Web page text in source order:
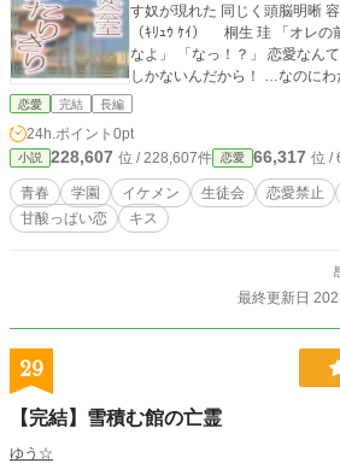
す奴が現れた 同じく頭脳明晰 容姿端麗を兼ね備えた１年男子
（ｷﾘｭｳ ｹｲ） 桐生 珪 「オレの前じゃ、そんな作った顔すん
なよ」 「なっ！？」 恋愛なんて興味ない 男子なんて、下心
しかないんだから！ …なのにわたしの調子を狂わせ、わたし
の心にどんどん入ってくるなん
たり 特別な空間の生徒会室で見せる桐生珪の素顔に、千歳は
どんどん惹かれていく…？
恋愛 完結 長編
24h.ポイント 0pt
小説 228,607 位 / 228,607件 恋愛 66,317 位 /
青春 学園 イケメン 生徒会 恋愛禁止
甘酸っぱい恋
キス
最終更新日
29
【完結】雪積む館の亡霊
ゆう☆